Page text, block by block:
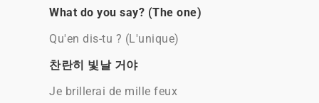
What do you say? (The one)
Qu'en dis-tu ? (L'unique)
찬란히 빛날 거야
Je brillerai de mille feux